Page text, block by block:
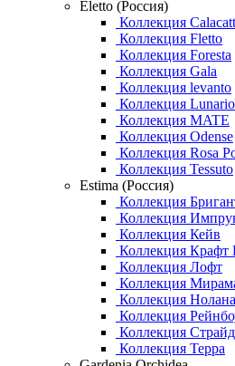
Eletto (Россия)
Коллекция
Коллекция Fletto
Коллекция Foresta
Коллекция Gala
Коллекция levanto
Коллекция Lunario
Коллекция MATE
Коллекция Odense
Коллекция Rosa
Коллекция Tessuto
Estima (Россия)
Коллекция
Коллекция
Коллекция Кейв
Коллекция Крафт
Коллекция Лофт
Коллекция
Коллекция Нолана
Коллекция
Коллекция Страйд
Коллекция Терра